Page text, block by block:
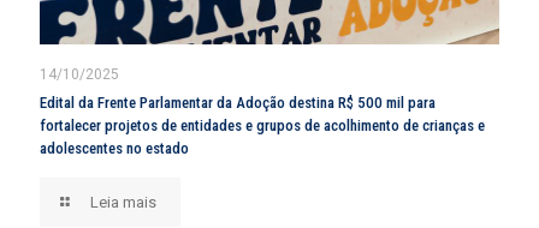
14/10/2025
Edital da Frente Parlamentar da Adoção destina R$ 500 mil para
fortalecer projetos de entidades e grupos de acolhimento de crianças e
adolescentes no estado
Leia mais